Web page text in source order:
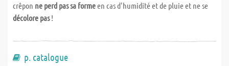
crêpon ne perd pas sa formeen cas d'humidité et de pluie et ne se
décolore pas!
p. catalogue